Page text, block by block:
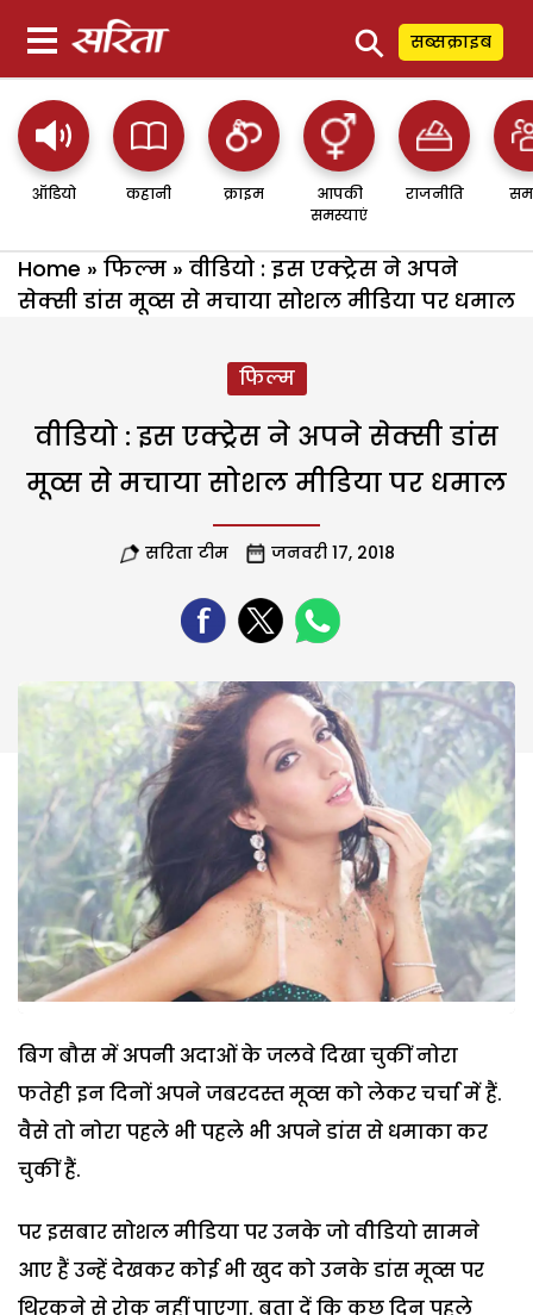
⚲ सब्सक्राइब
ऑडियो कहानी क्राइम
आपकी
समस्याएं
राजनीति
Home » फिल्म » वीडियो : इस एक्ट्रेस ने अपने
सेक्सी डांस मूव्स से मचाया सोशल मीडिया पर धमाल
फिल्म
वीडियो : इस एक्ट्रेस ने अपने सेक्सी डांस
मूव्स से मचाया सोशल मीडिया पर धमाल
सरिता टीम जनवरी 17, 2018
बिग बौस में अपनी अदाओं के जलवे दिखा चुकीं नोरा
फतेही इन दिनों अपने जबरदस्त मूव्स को लेकर चर्चा में हैं.
वैसे तो नोरा पहले भी पहले भी अपने डांस से धमाका कर
चुकीं हैं.
पर इसबार सोशल मीडिया पर उनके जो वीडियो सामने
आए हैं उन्हें देखकर कोई भी खुद को उनके डांस मूव्स पर
थिरकने से रोक नहीं पाएगा. बता दें कि कुछ दिन पहले